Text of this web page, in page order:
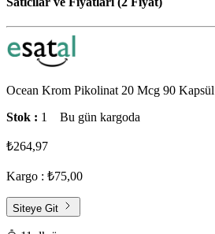
Ocean Krom Pikolinat 20 Mcg 90 Kapsül
Stok : 1 Bu gün kargoda
₺264,97
Kargo : ₺75,00
Siteye Git